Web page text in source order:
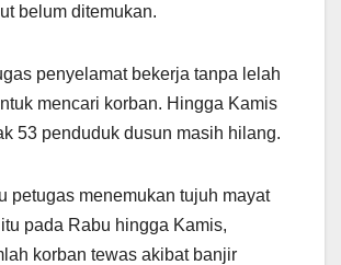
belum ditemukan.
penyelamat bekerja tanpa lelah
mencari korban. Hingga Kamis
53 penduduk dusun masih hilang.
petugas menemukan tujuh mayat
pada Rabu hingga Kamis,
korban tewas akibat banjir